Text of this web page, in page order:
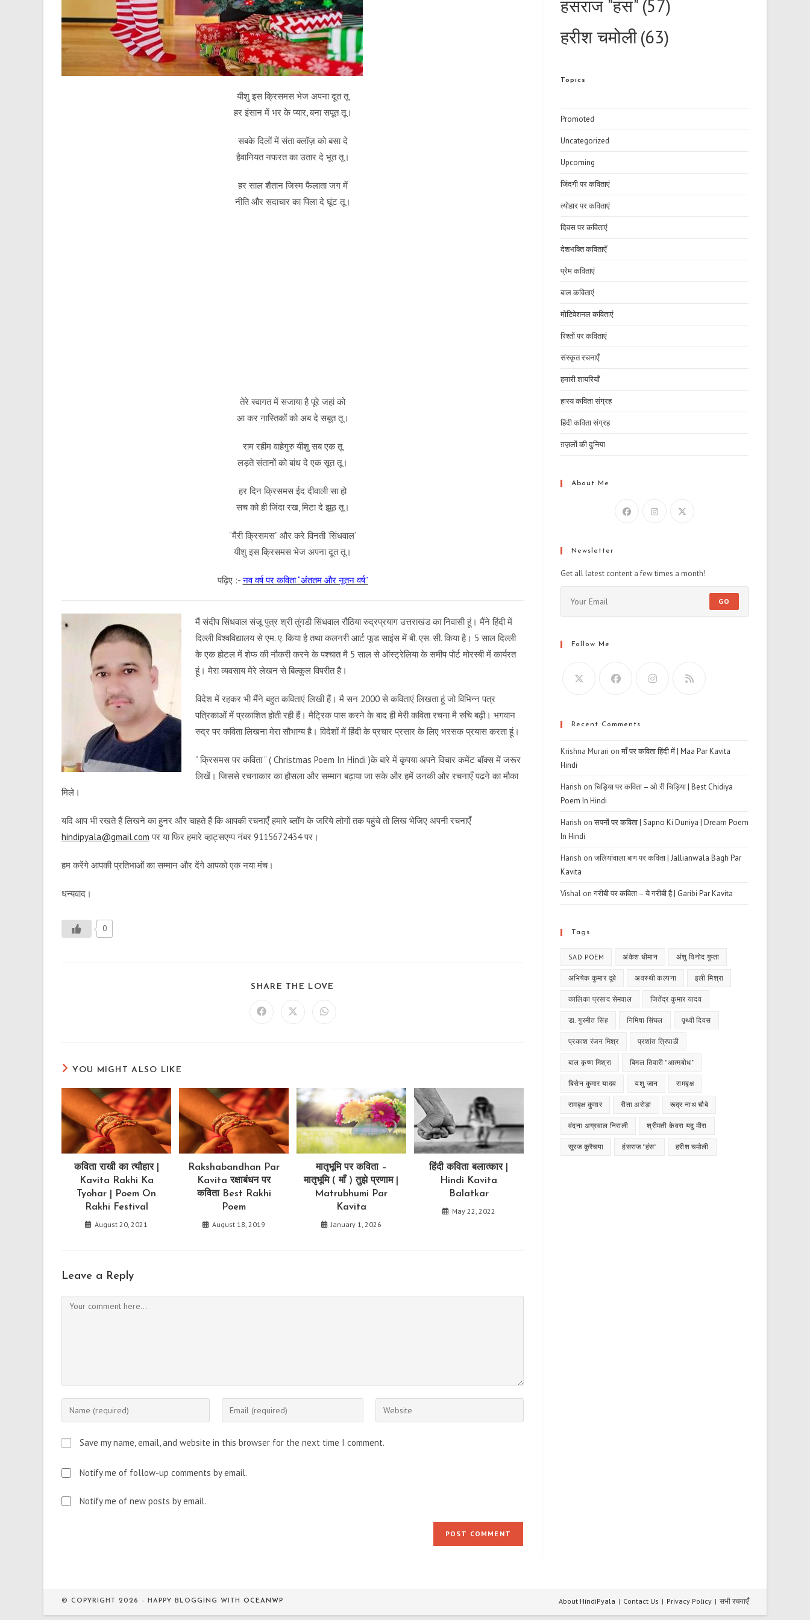
यीशु इस क्रिसमस भेज अपना दूत तू
हर इंसान में भर के प्यार, बना सपूत तू।
सबके दिलों में संता क्लॉज़ को बसा दे
हैवानियत नफरत का उतार दे भूत तू।
हर साल शैतान जिस्म फैलाता जग में
नीति और सदाचार का पिला दे घूंट तू।
तेरे स्वागत में सजाया है पूरे जहां को
आ कर नास्तिकों को अब दे सबूत तू।
राम रहीम वाहेगुरु यीशु सब एक तू
लड़ते संतानों को बांध दे एक सूत तू।
हर दिन क्रिसमस ईद दीवाली सा हो
सच को ही जिंदा रख, मिटा दे झूठ तू।
“मैरी क्रिसमस” और करे विनती ‘सिंधवाल’
यीशु इस क्रिसमस भेज अपना दूत तू।
पढ़िए :-नव वर्ष पर कविता “अंततम और नूतन वर्ष”
मैं संदीप सिंधवाल संजू पुत्र श्री तुंगडी सिंधवाल रौठिया रुद्रप्रयाग उत्तराखंड का निवासी हूं। मैंने हिंदी में
दिल्ली विश्वविद्यालय से एम. ए. किया है तथा कलनरी आर्ट फूड साइंस में बी. एस. सी. किया है। 5 साल दिल्ली
के एक होटल में शेफ की नौकरी करने के पश्चात मै 5 साल से ऑस्ट्रेलिया के समीप पोर्ट मोरस्बी में कार्यरत
हूं। मेरा व्यवसाय मेरे लेखन से बिल्कुल विपरीत है।
विदेश में रहकर भी मैंने बहुत कविताएं लिखी हैं। मै सन 2000 से कविताएं लिखता हूं जो विभिन्न पत्र
पत्रिकाओं में प्रकाशित होती रही हैं। मैट्रिक पास करने के बाद ही मेरी कविता रचना मै रुचि बढ़ी। भगवान
रुद्र पर कविता लिखना मेरा सौभाग्य है। विदेशों में हिंदी के प्रचार प्रसार के लिए भरसक प्रयास करता हूं।
“ क्रिसमस पर कविता ” ( Christmas Poem In Hindi )के बारे में कृपया अपने विचार कमेंट बॉक्स में जरूर
लिखें। जिससे रचनाकार का हौसला और सम्मान बढ़ाया जा सके और हमें उनकी और रचनाएँ पढने का मौका
मिले।
यदि आप भी रखते हैं लिखने का हुनर और चाहते हैं कि आपकी रचनाएँ हमारे ब्लॉग के जरिये लोगों तक पहुंचे तो लिख भेजिए अपनी रचनाएँ
hindipyala@gmail.com पर या फिर हमारे व्हाट्सएप्प नंबर 9115672434 पर।
हम करेंगे आपकी प्रतिभाओं का सम्मान और देंगे आपको एक नया मंच।
धन्यवाद।
0
SHARE THE LOVE
Opens Opens Opens
YOU MIGHT ALSO LIKE
कविता राखी का त्यौहार |
Kavita Rakhi Ka
Tyohar | Poem On
Rakhi Festival
August 20, 2021
Rakshabandhan Par
Kavita रक्षाबंधन पर
कविता Best Rakhi
Poem
August 18, 2019
मातृभूमि पर कविता –
मातृभूमि ( माँ ) तुझे प्रणाम |
Matrubhumi Par
Kavita
January 1, 2026
हिंदी कविता बलात्कार |
Hindi Kavita
Balatkar
May 22, 2022
Leave a Reply
Comment
Enter
your
or
to
comment
Enter
your
Enter
your
Save my name, email, and website in this browser for the next time I comment.
Notify me of follow-up comments by email.
Notify me of new posts by email.
हंसराज "हंस" (57)
हरीश चमोली(63)
Topics
Promoted
Uncategorized
Upcoming
जिंदगी पर कविताएं
त्योहार पर कविताएं
दिवस पर कविताएं
देशभक्ति कविताएँ
प्रेम कविताएं
बाल कविताएं
मोटिवेशनल कविताएं
रिश्तों पर कविताएं
संस्कृत रचनाएँ
हमारी शायरियाँ
हास्य कविता संग्रह
हिंदी कविता संग्रह
ग़ज़लों की दुनिया
About Me
Newsletter
Get all latest content a few times a month!
GO
Follow Me
Recent Comments
Krishna Murari onमाँ पर कविता हिंदी में | Maa Par Kavita
Hindi
Harish onचिड़िया पर कविता – ओ री चिड़िया | Best Chidiya
Poem In Hindi
Harish onसपनों पर कविता | Sapno Ki Duniya | Dream Poem
In Hindi
Harish onजलियांवाला बाग पर कविता | Jallianwala Bagh Par
Kavita
Vishal onगरीबी पर कविता – ये गरीबी है | Garibi Par Kavita
Tags
SAD POEM अंकेश धीमान अंशु विनोद गुप्ता
अभिषेक कुमार दूबे अवस्थी कल्पना इली मिश्रा
कालिका प्रसाद सेमवाल जितेंद्र कुमार यादव
डा. गुरमीत सिंह निमिषा सिंघल पृथ्वी दिवस
प्रकाश रंजन मिश्र प्रशांत त्रिपाठी
बाल कृष्ण मिश्रा बिमल तिवारी "आत्मबोध"
बिसेन कुमार यादव यशु जान रामबृक्ष
रामबृक्ष कुमार रीता अरोड़ा रूद्र नाथ चौबे
वंदना अग्रवाल निराली श्रीमती केवरा यदु मीरा
सूरज कुरैचया हंसराज "हंस" हरीश चमोली
About HindiPyala Contact Us Privacy Policy सभी रचनाएँ
© COPYRIGHT 2026 - HAPPY BLOGGING WITH OCEANWP